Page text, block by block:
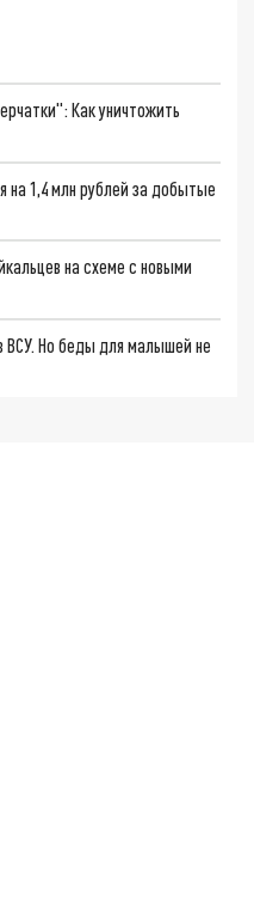
Как уничтожить
на 1,4 млн рублей за добытые
на схеме с новыми
ВСУ. Но беды для малышей не